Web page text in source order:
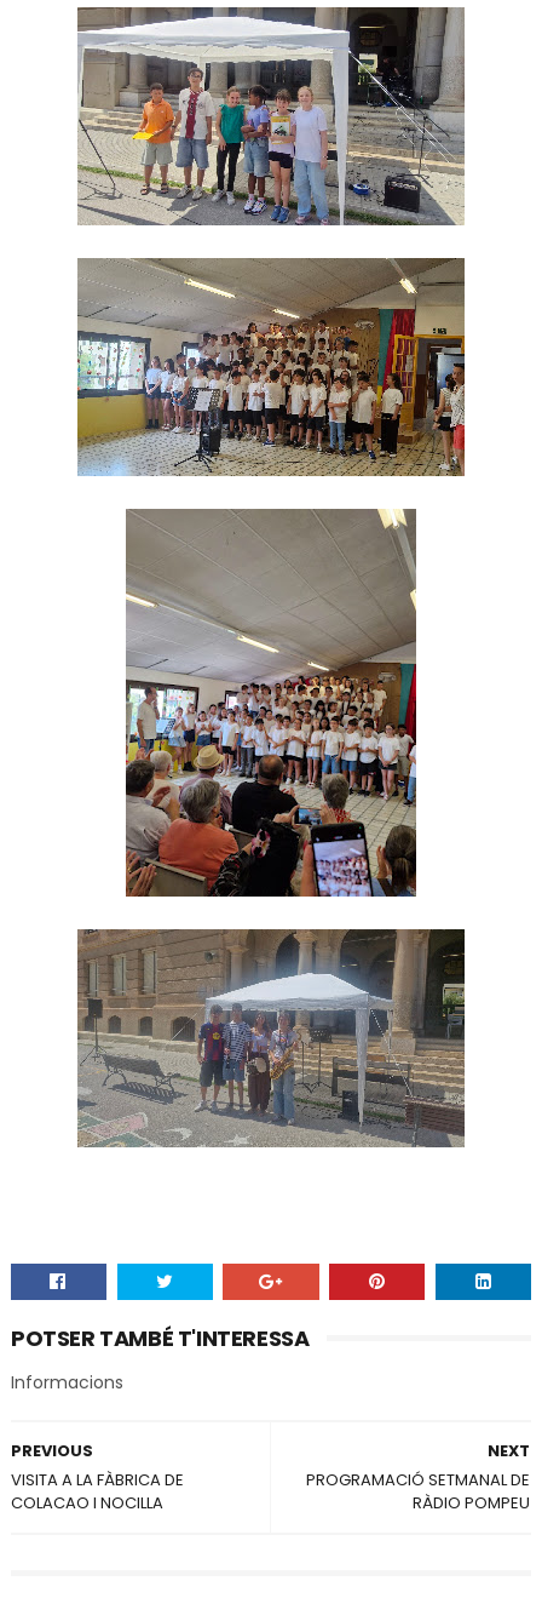
POTSER TAMBÉ T'INTERESSA
Informacions
NEXT
PROGRAMACIÓ SETMANAL DE
RÀDIO POMPEU
PREVIOUS
VISITA A LA FÀBRICA DE
COLACAO I NOCILLA